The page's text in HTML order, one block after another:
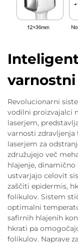
Revolucionarni
vodilni proizvajalci
laserjem,
varnosti zdravljenja
laserjem za
združujejo več
hlajenje, dinamično
ustvarjajo celovit
zaščiti epidermis,
folikulov. Sistem
optimalni
safirnih hlajenih
hkrati pa
folikulov. Naprave